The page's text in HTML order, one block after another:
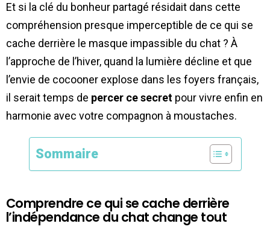
Et si la clé du bonheur partagé résidait dans cette
compréhension presque imperceptible de ce qui se
cache derrière le masque impassible du chat ? À
l’approche de l’hiver, quand la lumière décline et que
l’envie de cocooner explose dans les foyers français,
il serait temps de percer ce secret pour vivre enfin en
harmonie avec votre compagnon à moustaches.
Sommaire
Comprendre ce qui se cache derrière
l’indépendance du chat change tout